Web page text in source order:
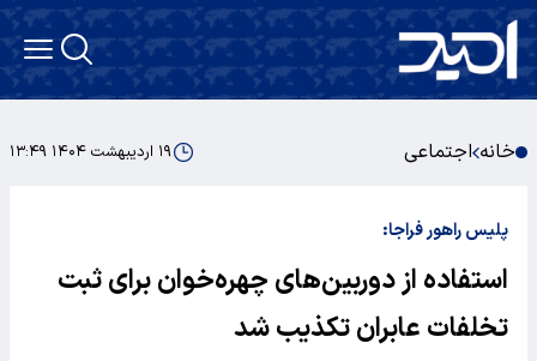
خانه اجتماعی ۱۹ اردیبهشت ۱۴۰۴ ۱۳:۴۹
پلیس راهور فراجا:
استفاده از دوربین‌های چهره‌خوان برای ثبت
تخلفات عابران تکذیب شد